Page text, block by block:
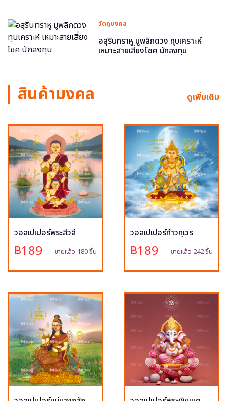
วัตถุมงคล
อสุรินทราหู มูพลิกดวง ทุบเคราะห์
เหมาะสายเสี่ยงโชค นักลงทุน
สินค้ามงคล ดูเพิ่มเติม
วอลเปเปอร์พระสีวลี
฿189 ขายแล้ว 180 ชิ้น
วอลเปเปอร์ท้าวกุเวร
฿189 ขายแล้ว 242 ชิ้น